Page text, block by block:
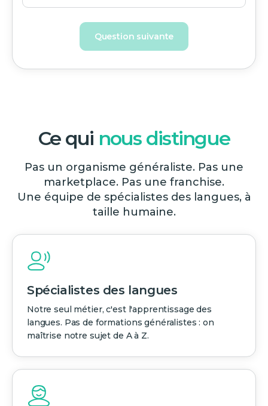
Question suivante
Ce qui nous distingue
Pas un organisme généraliste. Pas une
marketplace. Pas une franchise.
Une équipe de spécialistes des langues, à
taille humaine.
Spécialistes des langues
Notre seul métier, c'est l'apprentissage des
langues. Pas de formations généralistes : on
maîtrise notre sujet de A à Z.